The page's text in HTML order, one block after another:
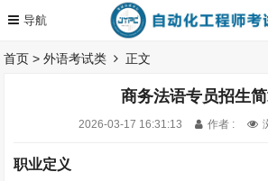
首页 >外语考试类 正文
商务法语专员招生
2026-03-17 16:31:13 作者 :
职业定义